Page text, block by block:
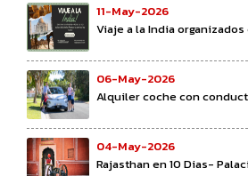
11-May-2026
Viaje a la India
06-May-2026
Alquiler coche con
04-May-2026
Rajasthan en 10 Dias-